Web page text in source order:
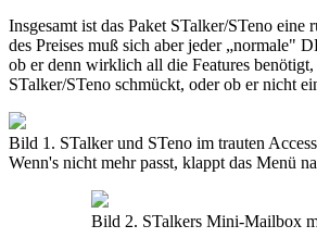
Insgesamt ist das Paket STalker/STeno eine
des Preises muß sich aber jeder „normale"
ob er denn wirklich all die Features benötigt,
STalker/STeno schmückt, oder ob er nicht
Bild 1. STalker und STeno im trauten
Wenn's nicht mehr passt, klappt das Menü
Bild 2. STalkers Mini-Mailbox